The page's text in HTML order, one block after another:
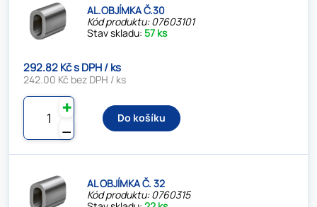
AL.OBJÍMKA Č.30
Kód produktu: 07603101
Stav skladu:57 ks
292.82 Kč s DPH / ks
242.00 Kč bez DPH / ks
⚊
✚
Do košíku
AL OBJÍMKA Č. 32
Kód produktu: 0760315